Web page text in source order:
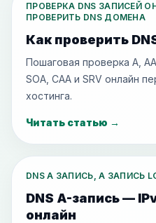
ПРОВЕРКА DNS ЗАПИСЕЙ
ПРОВЕРИТЬ DNS ДОМЕНА
Как проверить
Пошаговая проверка A,
SOA, CAA и SRV онлайн
хостинга.
Читать статью →
DNS A ЗАПИСЬ, A ЗАПИСЬ
DNS A-запись —
онлайн